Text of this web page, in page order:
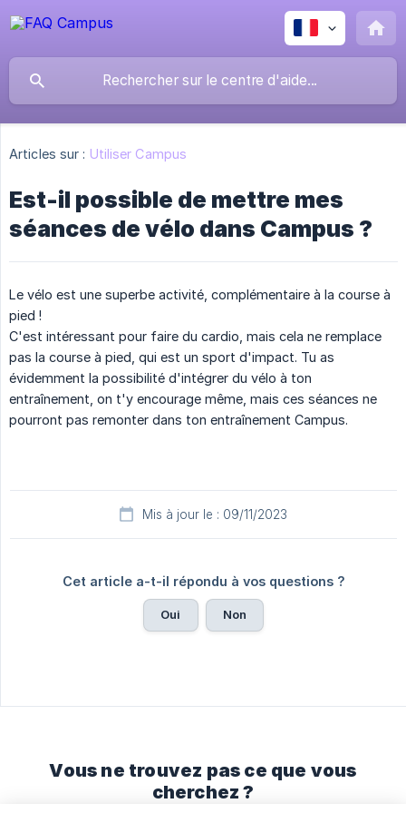
Articles sur : Utiliser Campus
Est-il possible de mettre mes
séances de vélo dans Campus ?
Le vélo est une superbe activité, complémentaire à la course à
pied !
C'est intéressant pour faire du cardio, mais cela ne remplace
pas la course à pied, qui est un sport d'impact. Tu as
évidemment la possibilité d'intégrer du vélo à ton
entraînement, on t'y encourage même, mais ces séances ne
pourront pas remonter dans ton entraînement Campus.
Mis à jour le : 09/11/2023
Cet article a-t-il répondu à vos questions ?
Oui Non
Vous ne trouvez pas ce que vous
cherchez ?